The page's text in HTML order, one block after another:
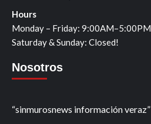
Hours
Monday – Friday: 9:00AM–5:00PM
Saturday & Sunday: Closed!
Nosotros
“sinmurosnews información veraz”